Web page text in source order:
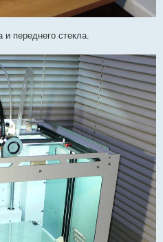
переднего стекла.